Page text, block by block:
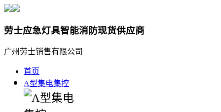
劳士应急灯具智能消防现货供应商
广州劳士销售有限公司
首页
A型集电集控